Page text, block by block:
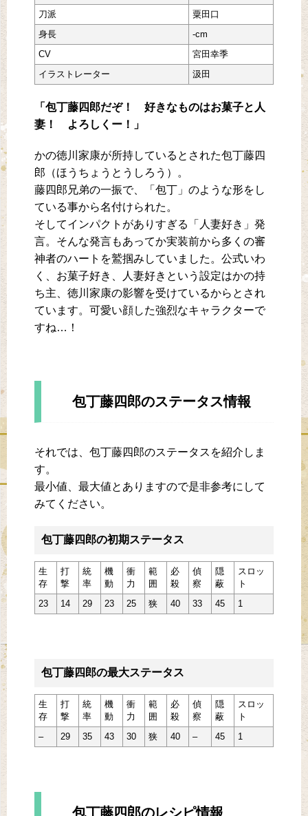
刀派
粟田口
身長
-cm
CV
宮田幸季
イラストレーター
汲田
「包丁藤四郎だぞ！ 好きなものはお菓子と人
妻！ よろしくー！」
かの徳川家康が所持しているとされた包丁藤四
郎（ほうちょうとうしろう）。
藤四郎兄弟の一振で、「包丁」のような形をし
ている事から名付けられた。
そしてインパクトがありすぎる「人妻好き」発
言。そんな発言もあってか実装前から多くの審
神者のハートを鷲掴みしていました。公式いわ
く、お菓子好き、人妻好きという設定はかの持
ち主、徳川家康の影響を受けているからとされ
ています。可愛い顔した強烈なキャラクターで
すね…！
包丁藤四郎のステータス情報
それでは、包丁藤四郎のステータスを紹介しま
す。
最小値、最大値とありますので是非参考にして
みてください。
包丁藤四郎の初期ステータス
生
存
打
撃
統
率
機
動
衝
力
範
囲
必
殺
偵
察
隠
蔽
スロッ
ト
23
14 29 23 25 狭 40 33 45 1
包丁藤四郎の最大ステータス
生
存
打
撃
統
率
機
動
衝
力
範
囲
必
殺
偵
察
隠
蔽
スロッ
ト
–
29 35 43 30 狭 40 – 45 1
包丁藤四郎のレシピ情報